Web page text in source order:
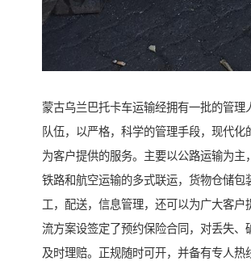
蒙古乌兰巴托卡车运输经拥有一批的管理
队伍，以严格，科学的管理手段，现代化
为客户提供的服务。主要以公路运输为主
铁路和航空运输的多式联运，货物仓储包
工，配送，信息管理，还可以为广大客户
流方案设签定了预约保险合同，对丢失、
及时理赔。正规随时可开，并备有专人热